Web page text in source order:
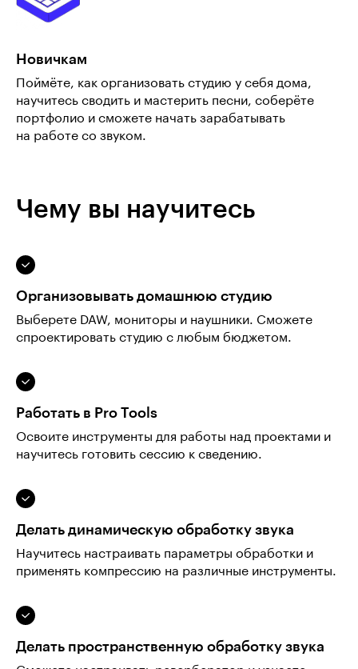
Новичкам
Поймёте, как организовать студию у себя дома,
научитесь сводить и мастерить песни, соберёте
портфолио и сможете начать зарабатывать
на работе со звуком.
Чему вы научитесь
Организовывать домашнюю студию
Выберете DAW, мониторы и наушники. Сможете
спроектировать студию с любым бюджетом.
Работать в Pro Tools
Освоите инструменты для работы над проектами и
научитесь готовить сессию к сведению.
Делать динамическую обработку звука
Научитесь настраивать параметры обработки и
применять компрессию на различные инструменты.
Делать пространственную обработку звука